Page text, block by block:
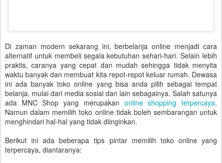
Di zaman modern sekarang ini, berbelanja online menjadi cara
alternatif untuk membeli segala kebutuhan sehari-hari. Selain lebih
praktis, caranya yang cepat dan mudah sehingga tidak menyita
waktu banyak dan membuat kita repot-repot keluar rumah. Dewasa
ini ada banyak toko online yang bisa anda pilih sebagai tempat
belanja, mulai dari media sosial dan lain sebagainya. Salah satunya
ada MNC Shop yang merupakan online shopping terpercaya.
Namun dalam memilih toko online tidak boleh sembarangan untuk
menghindari hal-hal yang tidak diinginkan.
Berikut ini ada beberapa tips pintar memilih toko online yang
terpercaya, diantaranya: